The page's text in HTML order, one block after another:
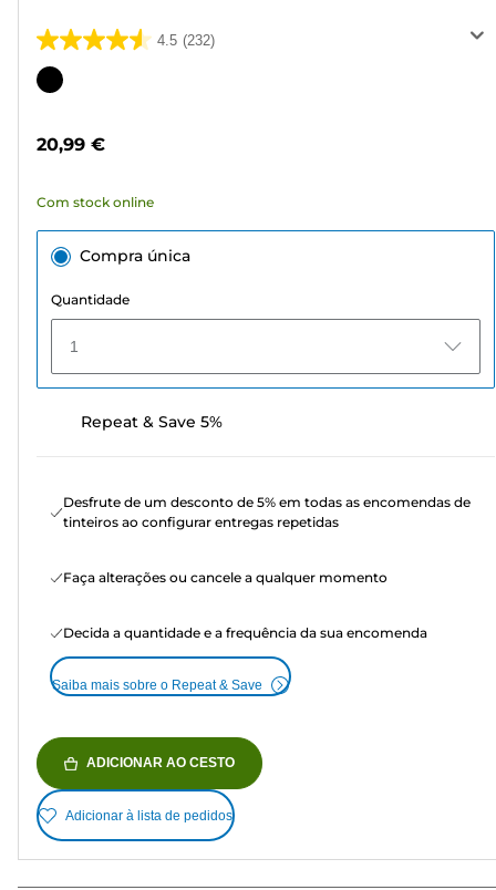
4.5 (232)
4.5
em
232
Cartucho
20,99 €
Com stock online
Compra única
Quantidade
1
Repeat & Save 5%
Desfrute de um desconto de 5% em todas as encomendas de
tinteiros ao configurar entregas repetidas
Faça alterações ou cancele a qualquer momento
Decida a quantidade e a frequência da sua encomenda
Saiba mais sobre o Repeat & Save
ADICIONAR AO CESTO
Adicionar à lista de pedidos